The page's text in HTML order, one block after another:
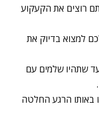
רוצים את הקעקוע
למצוא בדיוק את
שתהיו שלמים עם
באותו הרגע החלטה